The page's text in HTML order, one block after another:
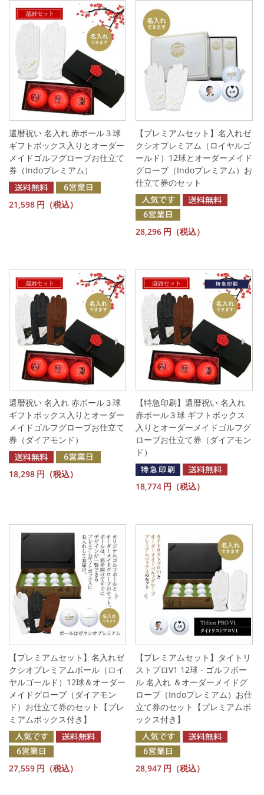
還暦祝い 名入れ 赤ボール３球
ギフトボックス入りとオーダー
メイドゴルフグローブお仕立て
券（Indoプレミアム）
21,598 円（税込）
【プレミアムセット】名入れゼ
クシオプレミアム（ロイヤルゴ
ールド）12球とオーダーメイド
グローブ（Indoプレミアム）お
仕立て券のセット
28,296 円（税込）
還暦祝い 名入れ 赤ボール３球
ギフトボックス入りとオーダー
メイドゴルフグローブお仕立て
券（ダイアモンド）
18,298 円（税込）
【特急印刷】還暦祝い 名入れ
赤ボール３球 ギフトボックス
入りとオーダーメイドゴルフグ
ローブお仕立て券（ダイアモン
ド）
18,774 円（税込）
【プレミアムセット】名入れゼ
クシオプレミアムボール（ロイ
ヤルゴールド）12球＆オーダー
メイドグローブ（ダイアモン
ド）お仕立て券のセット【プレ
ミアムボックス付き】
27,559 円（税込）
【プレミアムセット】タイトリ
ストプロV1 12球 - ゴルフボー
ル 名入れ ＆オーダーメイドグ
ローブ（Indoプレミアム）お仕
立て券のセット【プレミアムボ
ックス付き】
28,947 円（税込）